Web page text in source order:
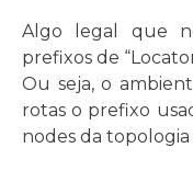
Algo legal que
prefixos de
Ou seja, o
rotas o prefixo
nodes da topologia